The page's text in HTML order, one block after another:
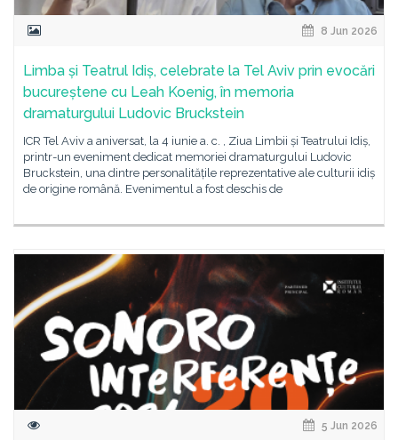
8 Jun 2026
Limba și Teatrul Idiș, celebrate la Tel Aviv prin evocări
bucureștene cu Leah Koenig, în memoria
dramaturgului Ludovic Bruckstein
ICR Tel Aviv a aniversat, la 4 iunie a. c. , Ziua Limbii și Teatrului Idiș,
printr-un eveniment dedicat memoriei dramaturgului Ludovic
Bruckstein, una dintre personalitățile reprezentative ale culturii idiș
de origine română. Evenimentul a fost deschis de
5 Jun 2026